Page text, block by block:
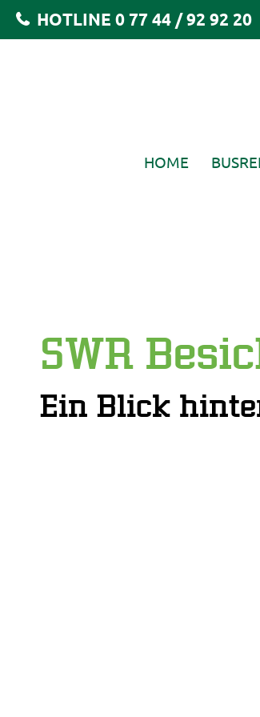
HOTLINE 0 77 44 / 92 92 20
HOME
SWR
Ein Blick